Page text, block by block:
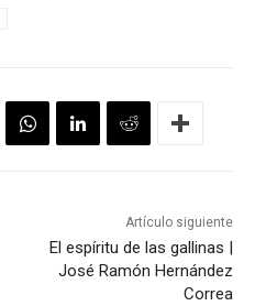
Artículo siguiente
El espíritu de las gallinas |
José Ramón Hernández
Correa